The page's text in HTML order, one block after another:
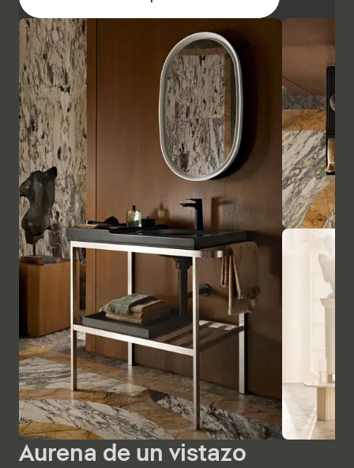
Aurena de un vistazo